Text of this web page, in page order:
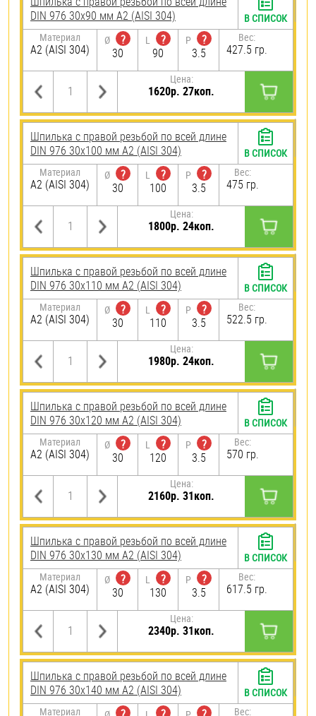
DIN 976 30х90 мм А2 (AISI 304)
Материал
А2 (AISI 304)
Ø
?
30
L
?
90
P
?
3.5
Вес:
427.5 гр.
Цена:
1620р. 27коп.
В СПИСОК
Шпилька с правой резьбой по всей длине
DIN 976 30х100 мм А2 (AISI 304)
Материал
А2 (AISI 304)
Ø
?
30
L
?
100
P
?
3.5
Вес:
475 гр.
Цена:
1800р. 24коп.
В СПИСОК
Шпилька с правой резьбой по всей длине
DIN 976 30х110 мм А2 (AISI 304)
Материал
А2 (AISI 304)
Ø
?
30
L
?
110
P
?
3.5
Вес:
522.5 гр.
Цена:
1980р. 24коп.
В СПИСОК
Шпилька с правой резьбой по всей длине
DIN 976 30х120 мм А2 (AISI 304)
Материал
А2 (AISI 304)
Ø
?
30
L
?
120
P
?
3.5
Вес:
570 гр.
Цена:
2160р. 31коп.
В СПИСОК
Шпилька с правой резьбой по всей длине
DIN 976 30х130 мм А2 (AISI 304)
Материал
А2 (AISI 304)
Ø
?
30
L
?
130
P
?
3.5
Вес:
617.5 гр.
Цена:
2340р. 31коп.
В СПИСОК
Шпилька с правой резьбой по всей длине
DIN 976 30х140 мм А2 (AISI 304)
Материал Вес:
В СПИСОК